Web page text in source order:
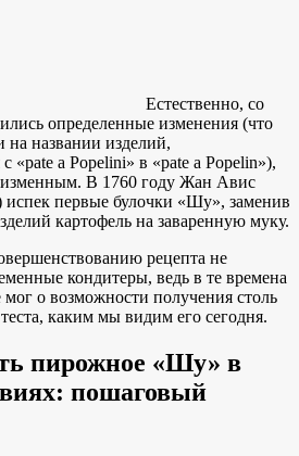
Естественно, со
определенные изменения (что
на названии изделий,
«pate a Popelini» в «pate a Popelin»),
В 1760 году Жан Авис
испек первые булочки «Шу», заменив
картофель на заваренную муку.
рецепта не
кондитеры, ведь в те времена
о возможности получения столь
каким мы видим его сегодня.
пирожное «Шу» в
пошаговый